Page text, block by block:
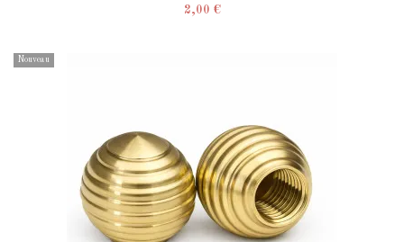
2,00 €
Nouveau